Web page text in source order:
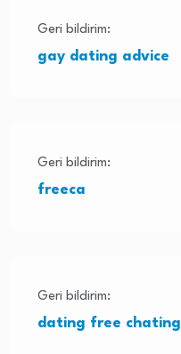
Geri bildirim:
gay dating advice
Geri bildirim:
freeca
Geri bildirim:
dating free chating